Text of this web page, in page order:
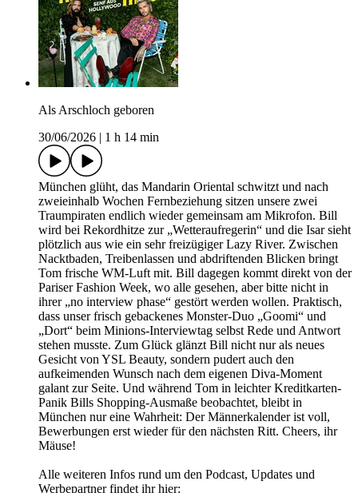
Als Arschloch geboren
30/06/2026
1 h 14 min
München glüht, das Mandarin Oriental schwitzt und nach
zweieinhalb Wochen Fernbeziehung sitzen unsere zwei
Traumpiraten endlich wieder gemeinsam am Mikrofon. Bill
wird bei Rekordhitze zur „Wetteraufregerin“ und die Isar sieht
plötzlich aus wie ein sehr freizügiger Lazy River. Zwischen
Nacktbaden, Treibenlassen und abdriftenden Blicken bringt
Tom frische WM-Luft mit. Bill dagegen kommt direkt von der
Pariser Fashion Week, wo alle gesehen, aber bitte nicht in
ihrer „no interview phase“ gestört werden wollen. Praktisch,
dass unser frisch gebackenes Monster-Duo „Goomi“ und
„Dort“ beim Minions-Interviewtag selbst Rede und Antwort
stehen musste. Zum Glück glänzt Bill nicht nur als neues
Gesicht von YSL Beauty, sondern pudert auch den
aufkeimenden Wunsch nach dem eigenen Diva-Moment
galant zur Seite. Und während Tom in leichter Kreditkarten-
Panik Bills Shopping-Ausmaße beobachtet, bleibt in
München nur eine Wahrheit: Der Männerkalender ist voll,
Bewerbungen erst wieder für den nächsten Ritt. Cheers, ihr
Mäuse!
Alle weiteren Infos rund um den Podcast, Updates und
Werbepartner findet ihr hier: